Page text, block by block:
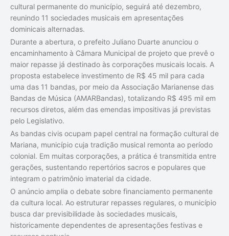
cultural permanente do município, seguirá até dezembro,
reunindo 11 sociedades musicais em apresentações
dominicais alternadas.
Durante a abertura, o prefeito Juliano Duarte anunciou o
encaminhamento à Câmara Municipal de projeto que prevê o
maior repasse já destinado às corporações musicais locais. A
proposta estabelece investimento de R$ 45 mil para cada
uma das 11 bandas, por meio da Associação Marianense das
Bandas de Música (AMARBandas), totalizando R$ 495 mil em
recursos diretos, além das emendas impositivas já previstas
pelo Legislativo.
As bandas civis ocupam papel central na formação cultural de
Mariana, município cuja tradição musical remonta ao período
colonial. Em muitas corporações, a prática é transmitida entre
gerações, sustentando repertórios sacros e populares que
integram o patrimônio imaterial da cidade.
O anúncio amplia o debate sobre financiamento permanente
da cultura local. Ao estruturar repasses regulares, o município
busca dar previsibilidade às sociedades musicais,
historicamente dependentes de apresentações festivas e